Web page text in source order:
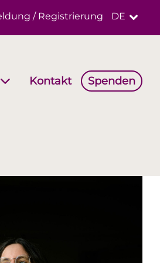
/ Registrierung DE
Kontakt Spenden